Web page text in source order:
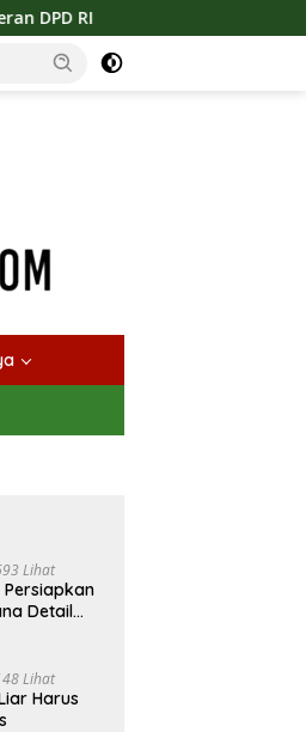
Masuknya Musim Kemarau PT
Lihat
Detail
Lihat
Harus